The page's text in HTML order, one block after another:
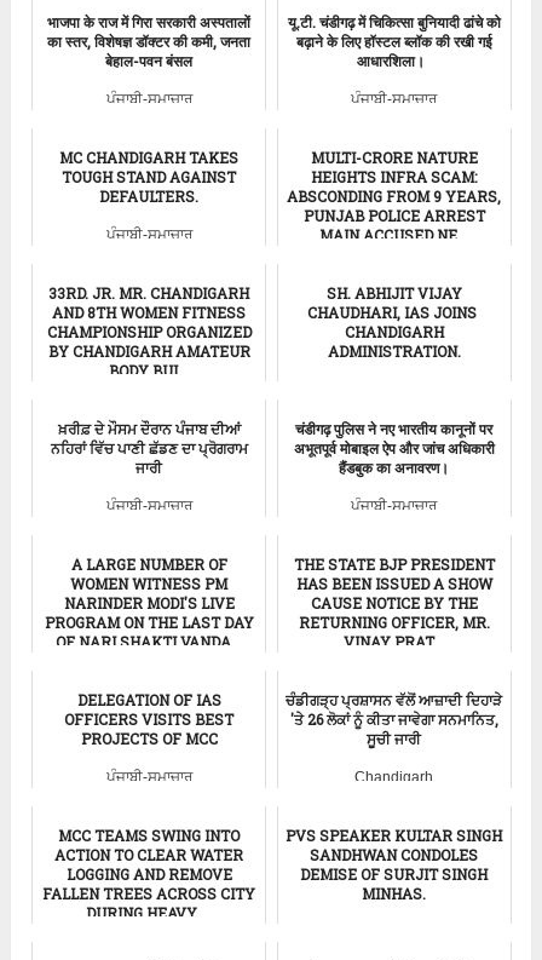
भाजपा के राज में गिरा सरकारी अस्पतालों
का स्तर, विशेषज्ञ डॉक्टर की कमी, जनता
बेहाल-पवन बंसल
ਪੰਜਾਬੀ-ਸਮਾਚਾਰ
यू.टी. चंडीगढ़ में चिकित्सा बुनियादी ढांचे को
बढ़ाने के लिए हॉस्टल ब्लॉक की रखी गई
आधारशिला।
ਪੰਜਾਬੀ-ਸਮਾਚਾਰ
MC CHANDIGARH TAKES
TOUGH STAND AGAINST
DEFAULTERS.
ਪੰਜਾਬੀ-ਸਮਾਚਾਰ
MULTI-CRORE NATURE
HEIGHTS INFRA SCAM:
ABSCONDING FROM 9 YEARS,
PUNJAB POLICE ARREST
MAIN ACCUSED NE...
33RD. JR. MR. CHANDIGARH
AND 8TH WOMEN FITNESS
CHAMPIONSHIP ORGANIZED
BY CHANDIGARH AMATEUR
BODY BUI...
SH. ABHIJIT VIJAY
CHAUDHARI, IAS JOINS
CHANDIGARH
ADMINISTRATION.
ਖ਼ਰੀਫ਼ ਦੇ ਮੌਸਮ ਦੌਰਾਨ ਪੰਜਾਬ ਦੀਆਂ
ਨਹਿਰਾਂ ਵਿੱਚ ਪਾਣੀ ਛੱਡਣ ਦਾ ਪ੍ਰੋਗਰਾਮ
ਜਾਰੀ
ਪੰਜਾਬੀ-ਸਮਾਚਾਰ
चंडीगढ़ पुलिस ने नए भारतीय कानूनों पर
अभूतपूर्व मोबाइल ऐप और जांच अधिकारी
हैंडबुक का अनावरण।
ਪੰਜਾਬੀ-ਸਮਾਚਾਰ
A LARGE NUMBER OF
WOMEN WITNESS PM
NARINDER MODI'S LIVE
PROGRAM ON THE LAST DAY
OF NARI SHAKTI VANDA...
THE STATE BJP PRESIDENT
HAS BEEN ISSUED A SHOW
CAUSE NOTICE BY THE
RETURNING OFFICER, MR.
VINAY PRAT...
DELEGATION OF IAS
OFFICERS VISITS BEST
PROJECTS OF MCC
ਪੰਜਾਬੀ-ਸਮਾਚਾਰ
ਚੰਡੀਗੜ੍ਹ ਪ੍ਰਸ਼ਾਸਨ ਵੱਲੋਂ ਆਜ਼ਾਦੀ ਦਿਹਾੜੇ
'ਤੇ 26 ਲੋਕਾਂ ਨੂੰ ਕੀਤਾ ਜਾਵੇਗਾ ਸਨਮਾਨਿਤ,
ਸੂਚੀ ਜਾਰੀ
Chandigarh
MCC TEAMS SWING INTO
ACTION TO CLEAR WATER
LOGGING AND REMOVE
FALLEN TREES ACROSS CITY
DURING HEAVY ...
PVS SPEAKER KULTAR SINGH
SANDHWAN CONDOLES
DEMISE OF SURJIT SINGH
MINHAS.